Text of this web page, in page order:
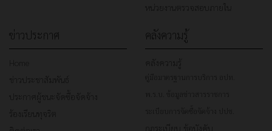
ข่าวประกาศ คลังความรู้